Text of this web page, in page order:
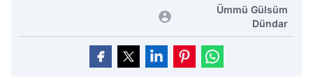
Ümmü Gülsüm
Dündar